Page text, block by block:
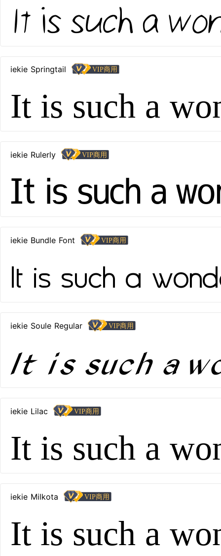
It is such a
iekie Springtail
It is such a
iekie Rulerly
It is such a
iekie Bundle Font
It is such a
iekie Soule Regular
It is such a
iekie Lilac
It is such a
iekie Milkota
It is such a